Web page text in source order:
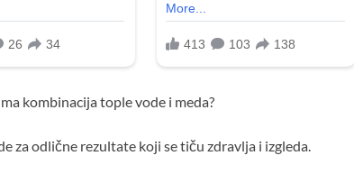
kombinacija tople vode i meda?
za odlične rezultate koji se tiču zdravlja i izgleda.